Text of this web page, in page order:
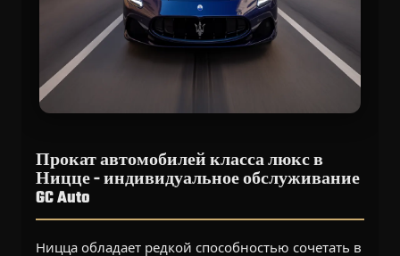
Прокат автомобилей класса люкс в
Ницце - индивидуальное обслуживание
GC Auto
Ницца обладает редкой способностью сочетать в